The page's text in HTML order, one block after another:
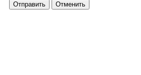
Отправить Отменить